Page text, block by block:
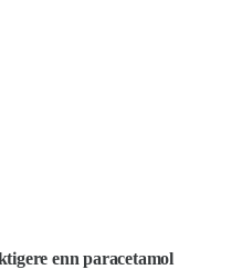
enn paracetamol